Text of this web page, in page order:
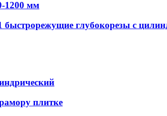
1200 мм
глубокорезы с
плитке